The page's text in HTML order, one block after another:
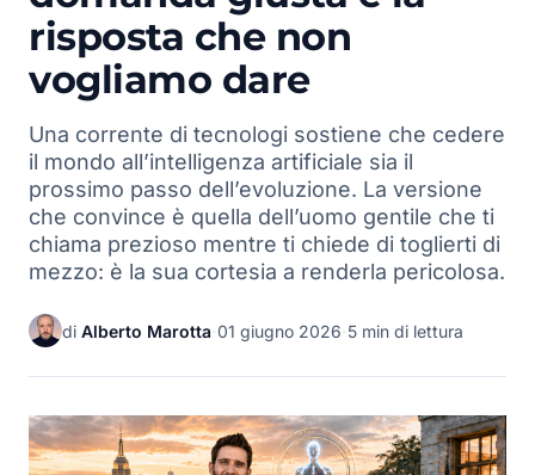
risposta che non
vogliamo dare
Una corrente di tecnologi sostiene che cedere
il mondo all’intelligenza artificiale sia il
prossimo passo dell’evoluzione. La versione
che convince è quella dell’uomo gentile che ti
chiama prezioso mentre ti chiede di toglierti di
mezzo: è la sua cortesia a renderla pericolosa.
di Alberto Marotta·01 giugno 2026·5 min di lettura